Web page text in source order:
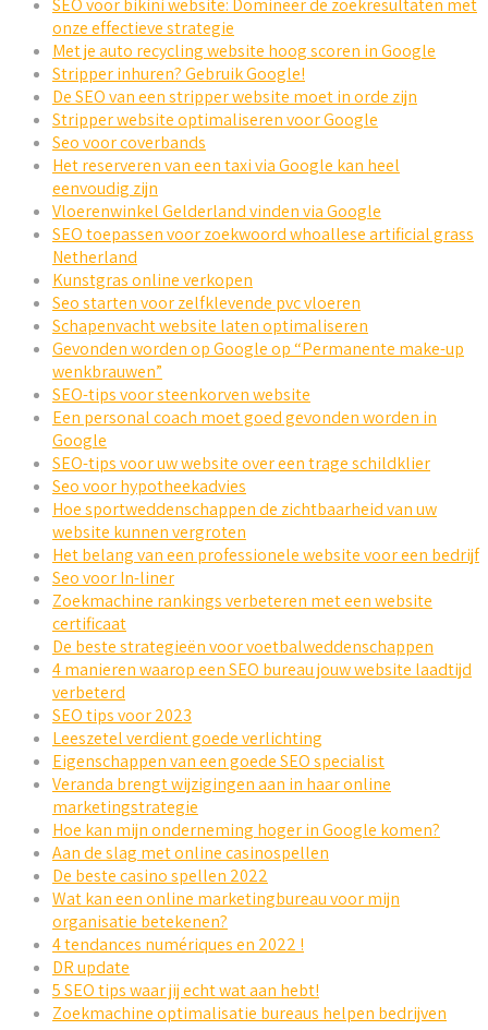
SEO voor bikini website: Domineer de zoekresultaten met
onze effectieve strategie
Met je auto recycling website hoog scoren in Google
Stripper inhuren? Gebruik Google!
De SEO van een stripper website moet in orde zijn
Stripper website optimaliseren voor Google
Seo voor coverbands
Het reserveren van een taxi via Google kan heel
eenvoudig zijn
Vloerenwinkel Gelderland vinden via Google
SEO toepassen voor zoekwoord whoallese artificial grass
Netherland
Kunstgras online verkopen
Seo starten voor zelfklevende pvc vloeren
Schapenvacht website laten optimaliseren
Gevonden worden op Google op “Permanente make-up
wenkbrauwen”
SEO-tips voor steenkorven website
Een personal coach moet goed gevonden worden in
Google
SEO-tips voor uw website over een trage schildklier
Seo voor hypotheekadvies
Hoe sportweddenschappen de zichtbaarheid van uw
website kunnen vergroten
Het belang van een professionele website voor een bedrijf
Seo voor In-liner
Zoekmachine rankings verbeteren met een website
certificaat
De beste strategieën voor voetbalweddenschappen
4 manieren waarop een SEO bureau jouw website laadtijd
verbeterd
SEO tips voor 2023
Leeszetel verdient goede verlichting
Eigenschappen van een goede SEO specialist
Veranda brengt wijzigingen aan in haar online
marketingstrategie
Hoe kan mijn onderneming hoger in Google komen?
Aan de slag met online casinospellen
De beste casino spellen 2022
Wat kan een online marketingbureau voor mijn
organisatie betekenen?
4 tendances numériques en 2022 !
DR update
5 SEO tips waar jij echt wat aan hebt!
Zoekmachine optimalisatie bureaus helpen bedrijven